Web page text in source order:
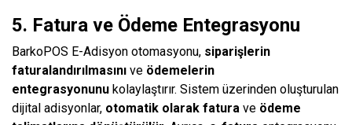
5. Fatura ve Ödeme Entegrasyonu
BarkoPOS E-Adisyon otomasyonu, siparişlerin
faturalandırılmasını ve ödemelerin
entegrasyonunu kolaylaştırır. Sistem üzerinden oluşturulan
dijital adisyonlar, otomatik olarak fatura ve ödeme